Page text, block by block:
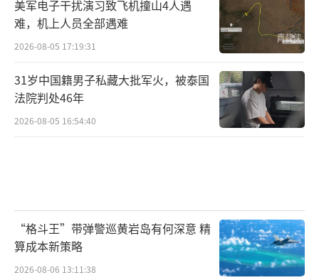
交流层面的议题设置。换句话说，不是为
了“刺激”，而是为了“准确定义问题”，把
是今天一锤子、明天一阵风，而是让对方每一
次出格都对应一次算得清的代价函数。
慌的不是喊口号的人，是那些要还贷款的普通
人。对抗挑衅不是为了“吵赢”，是为了
让“发言前先掂量”的常识回到桌面。
美军电子干扰演习致飞机撞山4人遇
难，机上人员全部遇难
2026-08-05 17:19:31
31岁中国籍男子私藏大批军火，被泰国
法院判处46年
2026-08-05 16:54:40
“格斗王”带弹警巡黄岩岛有何深意 精
算成本新策略
2026-08-06 13:11:38